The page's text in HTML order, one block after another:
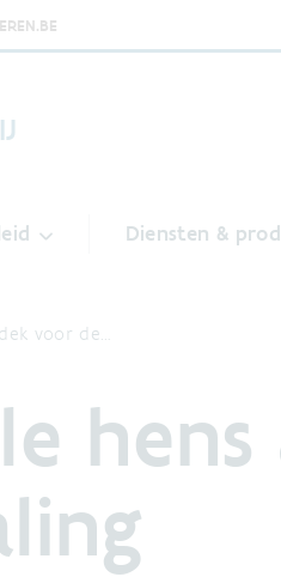
Diensten &
voor de…